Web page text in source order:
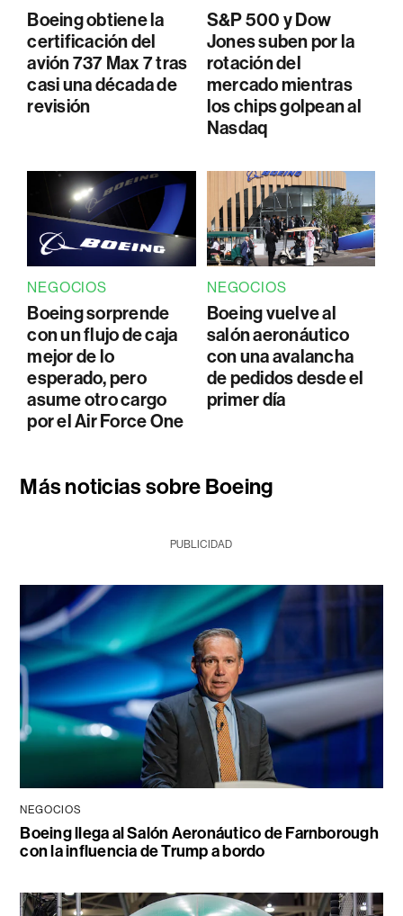
Boeing obtiene la
certificación del
avión 737 Max 7 tras
casi una década de
revisión
S&P 500 y Dow
Jones suben por la
rotación del
mercado mientras
los chips golpean al
Nasdaq
NEGOCIOS
Boeing sorprende
con un flujo de caja
mejor de lo
esperado, pero
asume otro cargo
por el Air Force One
NEGOCIOS
Boeing vuelve al
salón aeronáutico
con una avalancha
de pedidos desde el
primer día
Más noticias sobre Boeing
PUBLICIDAD
NEGOCIOS
Boeing llega al Salón Aeronáutico de Farnborough
con la influencia de Trump a bordo